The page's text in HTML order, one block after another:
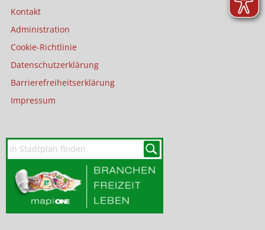
Kontakt
Administration
Cookie-Richtlinie
Datenschutzerklärung
Barrierefreiheitserklärung
Impressum